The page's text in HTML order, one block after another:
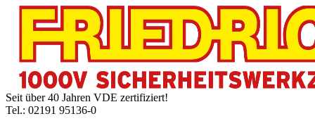
Seit über 40 Jahren VDE zertifiziert!
Tel.: 02191 95136-0